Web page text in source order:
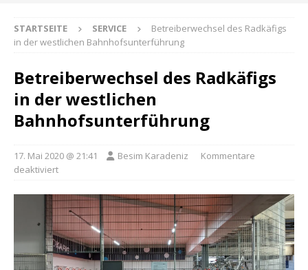
STARTSEITE SERVICE
Betreiberwechsel des Radkäfigs
in der westlichen Bahnhofsunterführung
Betreiberwechsel des Radkäfigs
in der westlichen
Bahnhofsunterführung
17. Mai 2020 @ 21:41 Besim Karadeniz
Kommentare
deaktiviert